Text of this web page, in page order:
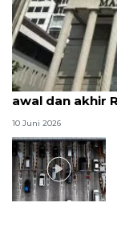
MK uji materi
awal dan akhir
10 Juni 2026